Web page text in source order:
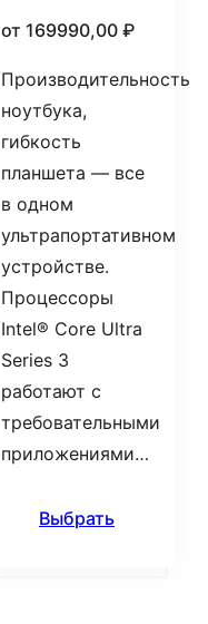
от 169990,00 ₽
Производительность
ноутбука,
гибкость
планшета — все
в одном
ультрапортативном
устройстве.
Процессоры
Intel® Core Ultra
Series 3
работают с
требовательными
приложениями…
Выбрать